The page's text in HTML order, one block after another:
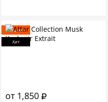
Новинка
Хит
от 1,850